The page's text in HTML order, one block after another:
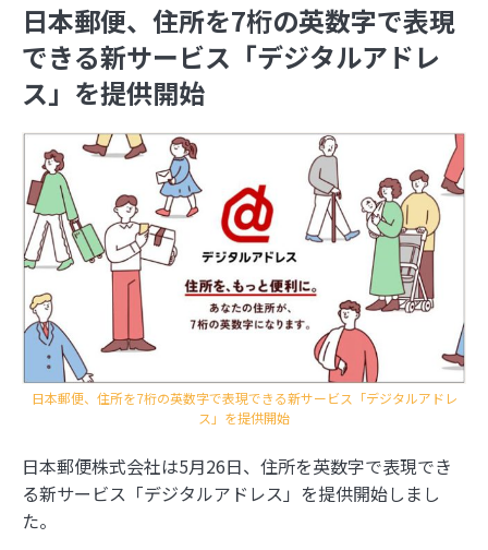
日本郵便、住所を7桁の英数字で表現
できる新サービス「デジタルアドレ
ス」を提供開始
日本郵便、住所を7桁の英数字で表現できる新サービス「デジタルアドレ
ス」を提供開始
日本郵便株式会社は5月26日、住所を英数字で表現でき
る新サービス「デジタルアドレス」を提供開始しまし
た。